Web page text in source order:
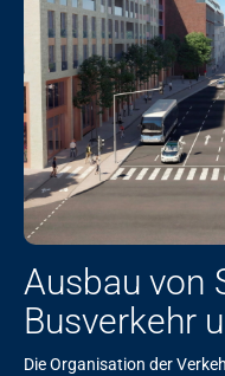
Ausbau von
Busverkehr
Die Organisation der